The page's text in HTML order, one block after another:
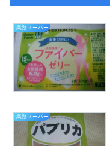
業務スーパー
業務スーパー